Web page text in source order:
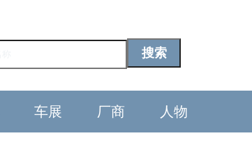
车展 厂商 人物